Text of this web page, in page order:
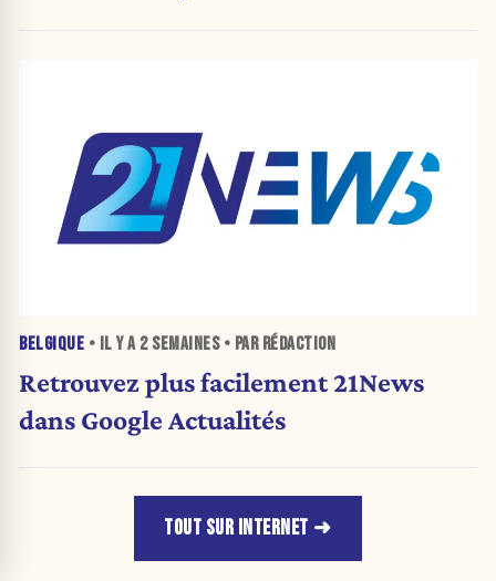
BELGIQUE • IL Y A 2 SEMAINES• PAR RÉDACTION
Retrouvez plus facilement 21News
dans Google Actualités
TOUT SUR INTERNET